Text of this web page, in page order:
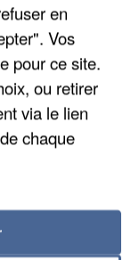
en
Vos
pour ce site.
ou retirer
via le lien
chaque